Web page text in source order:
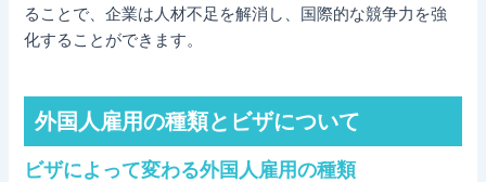
ることで、企業は人材不足を解消し、国際的な競争力を強
化することができます。
外国人雇用の種類とビザについて
ビザによって変わる外国人雇用の種類